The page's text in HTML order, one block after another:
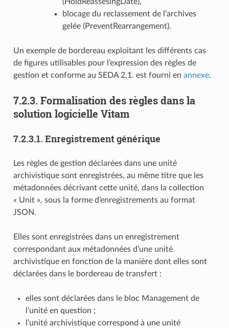
(HoldReassesingDate),
blocage du reclassement de l’archives
gelée (PreventRearrangement).
Un exemple de bordereau exploitant les différents cas
de figures utilisables pour l’expression des règles de
gestion et conforme au SEDA 2.1. est fourni en annexe.
7.2.3. Formalisation des règles dans la
solution logicielle Vitam
7.2.3.1. Enregistrement générique
Les règles de gestion déclarées dans une unité
archivistique sont enregistrées, au même titre que les
métadonnées décrivant cette unité, dans la collection
« Unit », sous la forme d’enregistrements au format
JSON.
Elles sont enregistrées dans un enregistrement
correspondant aux métadonnées d’une unité
archivistique en fonction de la manière dont elles sont
déclarées dans le bordereau de transfert :
elles sont déclarées dans le bloc Management de
l’unité en question ;
l’unité archivistique correspond à une unité